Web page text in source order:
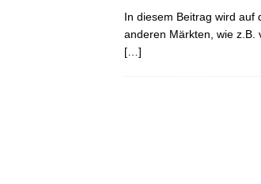
In diesem Beitrag wird auf
anderen Märkten, wie z.B.
[…]